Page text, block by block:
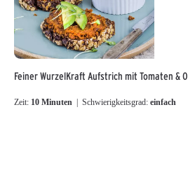
Feiner WurzelKraft Aufstrich mit Tomaten &
Zeit: 10 Minuten | Schwierigkeitsgrad: einfach